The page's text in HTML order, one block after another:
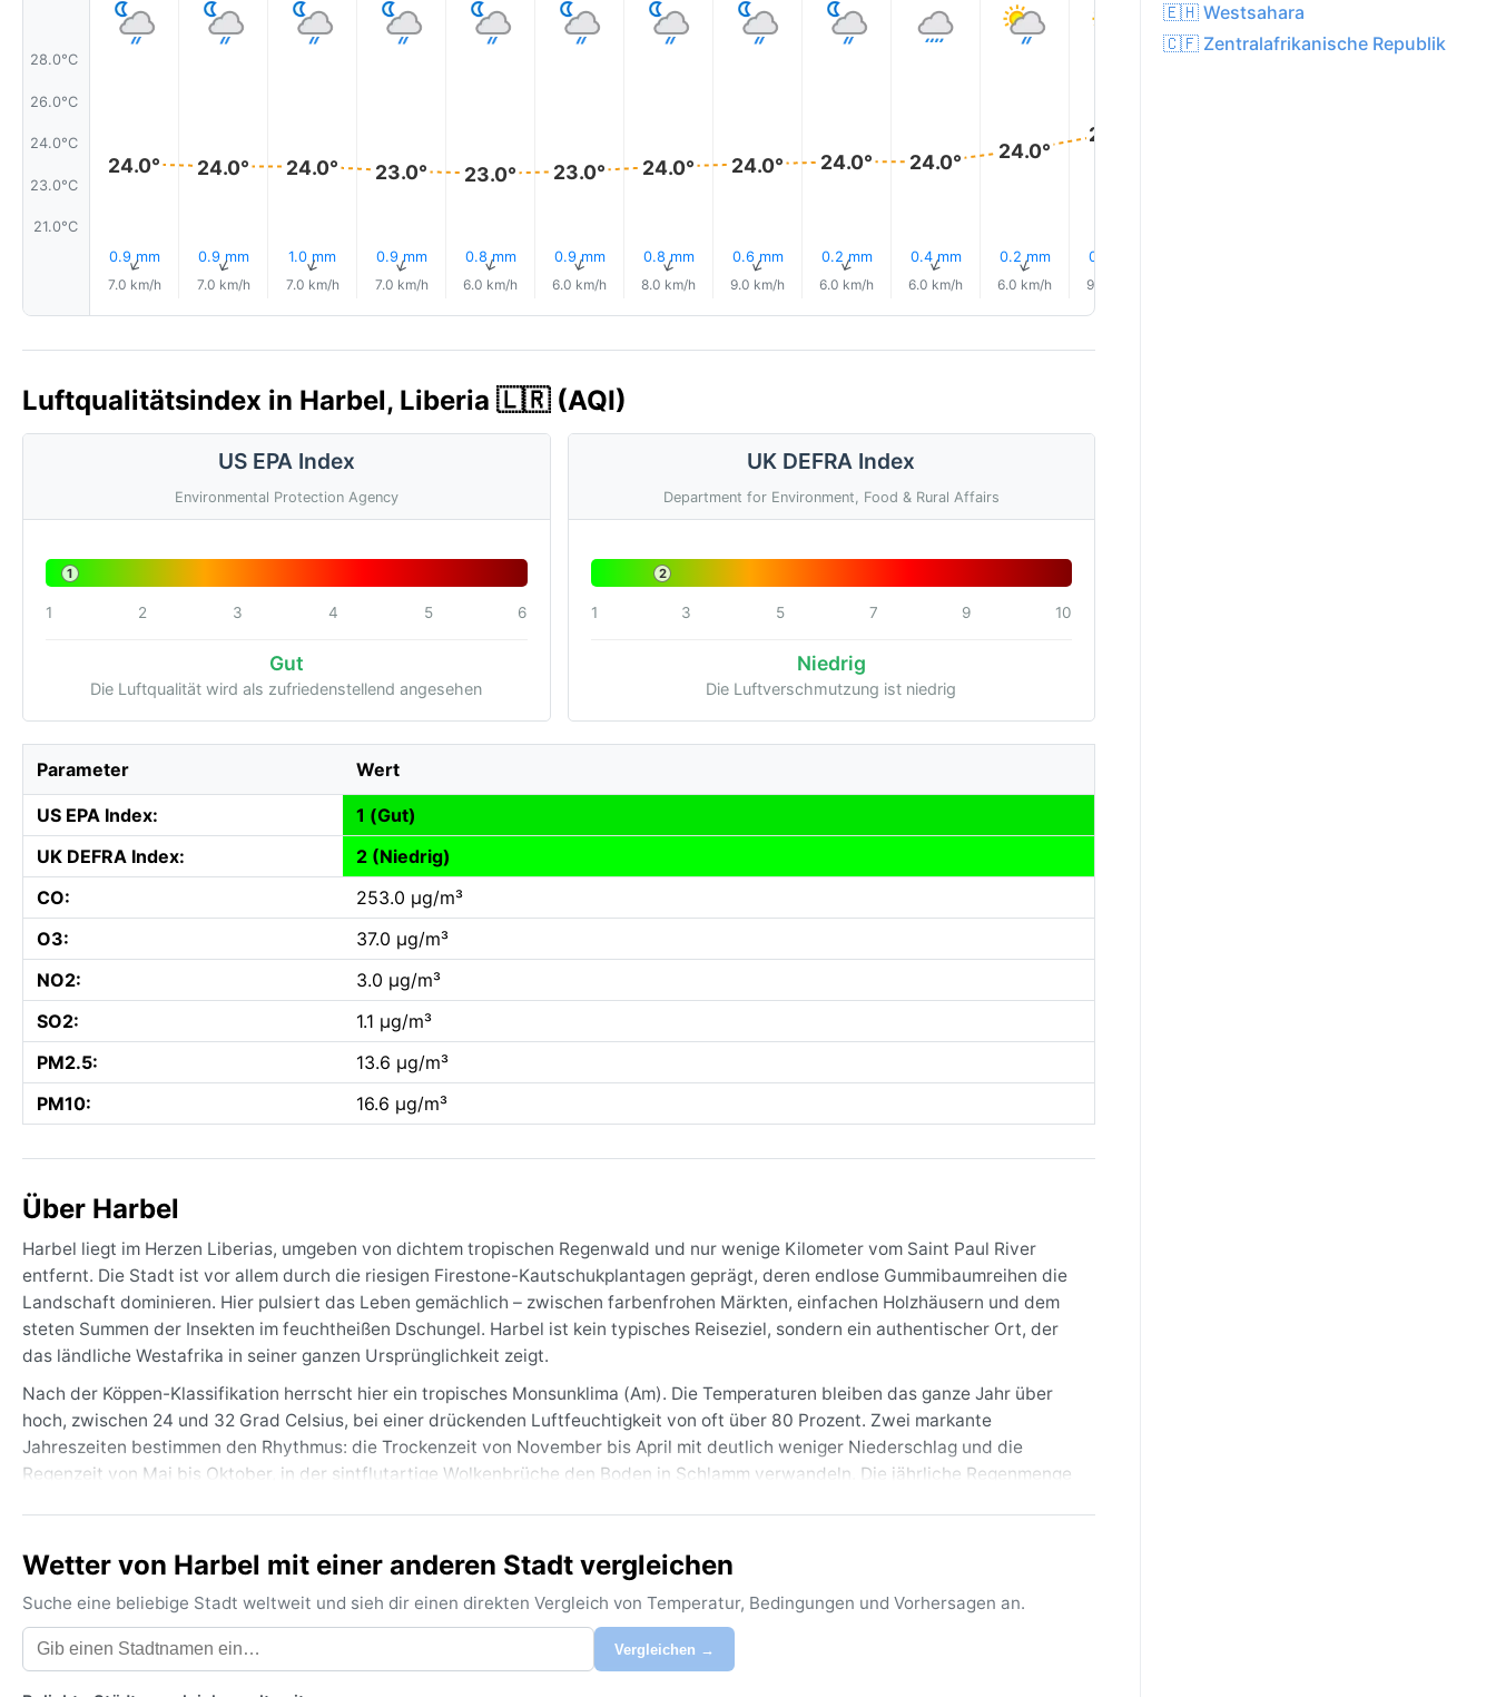
28.0°C
26.0°C
24.0°C
23.0°C
21.0°C
24.0°
0.9 mm
↑
7.0 km/h
24.0°
0.9 mm
↑
7.0 km/h
24.0°
1.0 mm
↑
7.0 km/h
23.0°
0.9 mm
↑
7.0 km/h
23.0°
0.8 mm
↑
6.0 km/h
23.0°
0.9 mm
↑
6.0 km/h
24.0°
0.8 mm
↑
8.0 km/h
24.0°
0.6 mm
↑
9.0 km/h
24.0°
0.2 mm
↑
6.0 km/h
24.0°
0.4 mm
↑
6.0 km/h
24.0°
0.2 mm
↑
6.0 km/h
25.0°
0.5 mm
9.0 km/h
Luftqualitätsindex in Harbel, Liberia 🇱🇷 (AQI)
US EPA Index
Environmental Protection Agency
1
1 2 3 4 5 6
Gut
Die Luftqualität wird als zufriedenstellend angesehen
UK DEFRA Index
Department for Environment, Food & Rural Affairs
2
1 3 5 7 9 10
Niedrig
Die Luftverschmutzung ist niedrig
Parameter Wert
US EPA Index:
1 (Gut)
UK DEFRA Index:
2 (Niedrig)
CO:
253.0 µg/m³
O3:
37.0 µg/m³
NO2:
3.0 µg/m³
SO2:
1.1 µg/m³
PM2.5:
13.6 µg/m³
PM10:
16.6 µg/m³
Über Harbel
Harbel liegt im Herzen Liberias, umgeben von dichtem tropischen Regenwald und nur wenige Kilometer vom Saint Paul River
entfernt. Die Stadt ist vor allem durch die riesigen Firestone-Kautschukplantagen geprägt, deren endlose Gummibaumreihen die
Landschaft dominieren. Hier pulsiert das Leben gemächlich – zwischen farbenfrohen Märkten, einfachen Holzhäusern und dem
steten Summen der Insekten im feuchtheißen Dschungel. Harbel ist kein typisches Reiseziel, sondern ein authentischer Ort, der
das ländliche Westafrika in seiner ganzen Ursprünglichkeit zeigt.
Nach der Köppen-Klassifikation herrscht hier ein tropisches Monsunklima (Am). Die Temperaturen bleiben das ganze Jahr über
hoch, zwischen 24 und 32 Grad Celsius, bei einer drückenden Luftfeuchtigkeit von oft über 80 Prozent. Zwei markante
Jahreszeiten bestimmen den Rhythmus: die Trockenzeit von November bis April mit deutlich weniger Niederschlag und die
Regenzeit von Mai bis Oktober, in der sintflutartige Wolkenbrüche den Boden in Schlamm verwandeln. Die jährliche Regenmenge
Die beste Reisezeit für Harbel ist die trockenere Phase von Dezember bis März. Dann scheint häufiger die Sonne, und die Wege
sind passierbar. In der Regenzeit hingegen können selbst Hauptstraßen zu unwegsamen Schlammpisten werden. Besondere
Wetterphänomene wie Hurrikane oder Monsunwinde treten hier nicht auf, dafür sorgen häufige, heftige Gewitter für spektakuläre
Lichtblitze am Abendhimmel. Morgennebel legt sich oft über die Plantagen und taucht die Landschaft in ein mystisches Licht.
Wer das echte, ungeschönte Liberia erleben will, kommt am besten in den trockeneren Monaten – dann zeigt sich Harbel von
Wetter von Harbel mit einer anderen Stadt vergleichen
Suche eine beliebige Stadt weltweit und sieh dir einen direkten Vergleich von Temperatur, Bedingungen und Vorhersagen an.
Vergleichen →
🇪🇭 Westsahara
🇨🇫 Zentralafrikanische Republik